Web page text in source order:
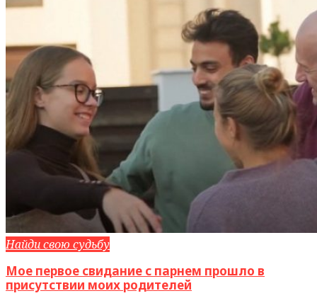
Найди свою судьбу
Мое первое свидание с парнем прошло в
присутствии моих родителей